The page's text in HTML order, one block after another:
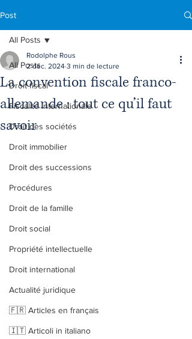
Post
All Posts
Droit fiscal
Fiscalité internationale
Droit des sociétés
Droit immobilier
Droit des successions
Procédures
Droit de la famille
Droit social
Propriété intellectuelle
Droit international
Actualité juridique
🇫🇷 Articles en français
🇮🇹 Articoli in italiano
All Posts
La convention fiscale franco-
allemande : tout ce qu’il faut
savoir
Rodolphe Rous
2 déc. 2024 3 min de lecture